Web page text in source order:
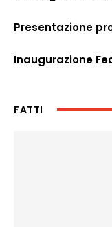
Presentazione
Inaugurazione
FATTI